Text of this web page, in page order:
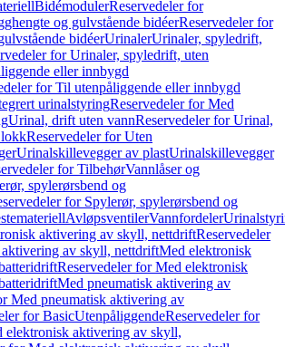
BidémodulerReservedeler for
og gulvstående bidéerReservedeler for
bidéerUrinalerUrinaler, spyledrift,
for Urinaler, spyledrift, uten
eller innbygd
for Til utenpåliggende eller innbygd
urinalstyringReservedeler for Med
Urinal, drift uten vannReservedeler for Urinal,
Reservedeler for Uten
Urinalskillevegger av plastUrinalskillevegger
for TilbehørVannlåser og
spylerørsbend og
for Spylerør, spylerørsbend og
AvløpsventilerVannfordeler
aktivering av skyll, nettdriftReservedeler
av skyll, nettdriftMed elektronisk
Reservedeler for Med elektronisk
Med pneumatisk aktivering av
Med pneumatisk aktivering av
for BasicUtenpåliggendeReservedeler for
elektronisk aktivering av skyll,